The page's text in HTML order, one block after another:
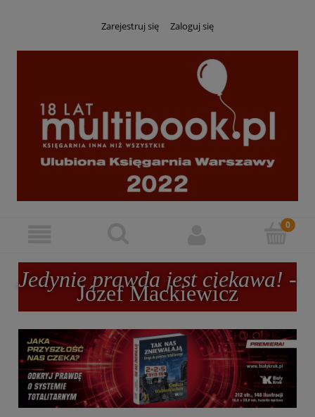
Zarejestruj się Zaloguj się
Jedynie prawda jest ciekawa! -
Józef Mackiewicz